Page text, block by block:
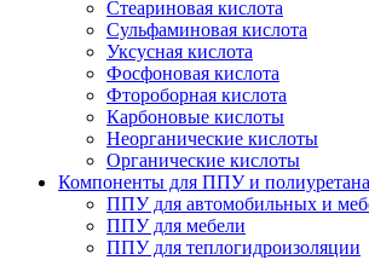
Стеариновая кислота
Сульфаминовая кислота
Уксусная кислота
Фосфоновая кислота
Фтороборная кислота
Карбоновые кислоты
Неорганические кислоты
Органические кислоты
Компоненты для ППУ и полиуретана
ППУ для автомобильных и
ППУ для мебели
ППУ для теплогидроизоляции